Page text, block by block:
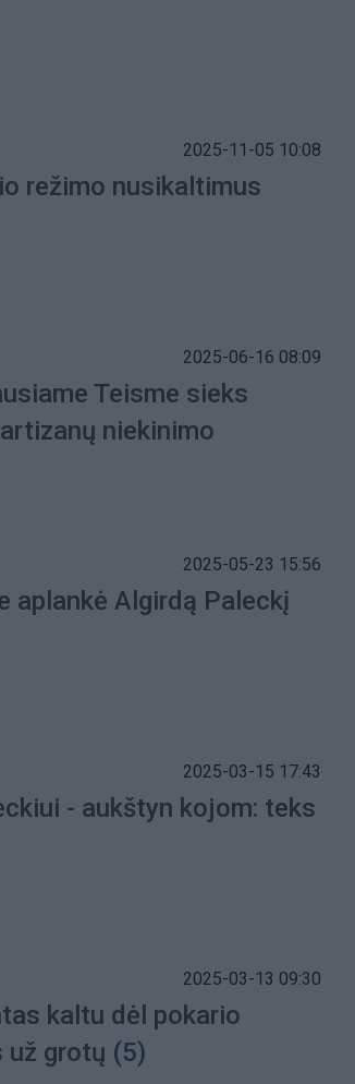
2025-11-05 10:08
režimo nusikaltimus
2025-06-16 08:09
Teisme sieks
niekinimo
2025-05-23 15:56
aplankė Algirdą Paleckį
2025-03-15 17:43
- aukštyn kojom: teks
2025-03-13 09:30
kaltu dėl pokario
už grotų (5)